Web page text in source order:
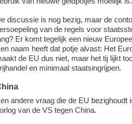
discussie is nog bezig, maar de
van de regels voor
Er komt tegelijk een nieuw
naam heeft dat potje alvast: Het
de EU dus niet, maar het tij lijkt
en minimaal staatsingrijpen.
andere vraag die de EU
van de VS tegen China.